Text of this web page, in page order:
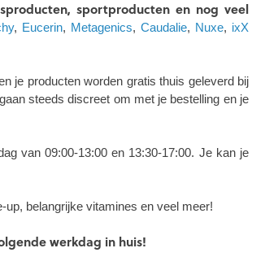
sportproducten en nog veel
, Eucerin, Metagenics, Caudalie, Nuxe, ixX
je producten worden gratis thuis geleverd bij
steeds discreet om met je bestelling en je
van 09:00-13:00 en 13:30-17:00. Je kan je
belangrijke vitamines en veel meer!
werkdag in huis!